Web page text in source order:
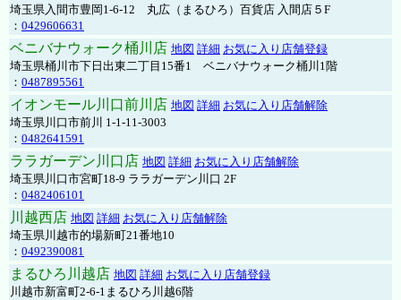
埼玉県入間市豊岡1-6-12 丸広（まるひろ）百貨店 入間店５F
： 0429606631
ベニバナウォーク桶川店 地図 詳細 お気に入り店舗登録
埼玉県桶川市下日出東二丁目15番1 ベニバナウォーク桶川1階
： 0487895561
イオンモール川口前川店 地図 詳細 お気に入り店舗解除
埼玉県川口市前川 1-1-11-3003
： 0482641591
ララガーデン川口店 地図 詳細 お気に入り店舗解除
埼玉県川口市宮町18-9 ララガーデン川口 2F
： 0482406101
川越西店 地図 詳細 お気に入り店舗解除
埼玉県川越市的場新町21番地10
： 0492390081
まるひろ川越店 地図 詳細 お気に入り店舗登録
川越市新富町2-6-1まるひろ川越6階